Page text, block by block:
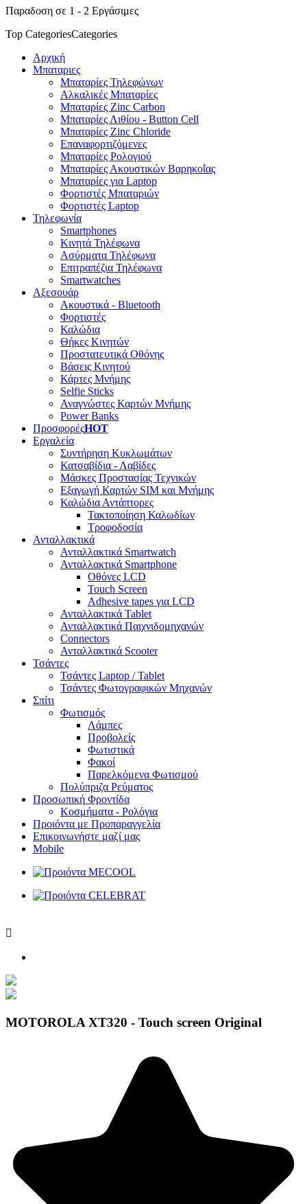
Παραδοση σε 1 - 2 Εργάσιμες
Top CategoriesCategories
Αρχική
Μπαταριες
Μπαταρίες Τηλεφώνων
Αλκαλικές Μπαταρίες
Μπαταρίες Zinc Carbon
Μπαταρίες Λιθίου - Button Cell
Μπαταρίες Zinc Chloride
Επαναφορτιζόμενες
Μπαταρίες Ρολογιού
Μπαταρίες Ακουστικών Βαρηκοΐας
Μπαταρίες για Laptop
Φορτιστές Μπαταριών
Φορτιστές Laptop
Τηλεφωνία
Smartphones
Κινητά Τηλέφωνα
Ασύρματα Τηλέφωνα
Επιτραπέζια Τηλέφωνα
Smartwatches
Αξεσουάρ
Ακουστικά - Bluetooth
Φορτιστές
Καλώδια
Θήκες Κινητών
Προστατευτικά Οθόνης
Βάσεις Κινητού
Κάρτες Μνήμης
Selfie Sticks
Αναγνώστες Καρτών Μνήμης
Power Banks
ΠροσφορέςHOT
Εργαλεία
Συντήρηση Κυκλωμάτων
Κατσαβίδια - Λαβίδες
Μάσκες Προστασίας Τεχνικών
Εξαγωγή Καρτών SIM και Μνήμης
Καλώδια Αντάπτορες
Τακτοποίηση Καλωδίων
Τροφοδοσία
Ανταλλακτικά
Ανταλλακτικά Smartwatch
Ανταλλακτικά Smartphone
Οθόνες LCD
Touch Screen
Adhesive tapes για LCD
Ανταλλακτικά Tablet
Ανταλλακτικά Παιχνιδομηχανών
Connectors
Ανταλλακτικά Scooter
Τσάντες
Τσάντες Laptop / Tablet
Τσάντες Φωτoγραφικών Μηχανών
Σπίτι
Φωτισμός
Λάμπες
Προβολείς
Φωτιστικά
Φακοί
Παρελκόμενα Φωτισμού
Πολύπριζα Ρεύματος
Προσωπική Φροντίδα
Κοσμήματα - Ρολόγια
Προιόντα με Προπαραγγελία
Επικοινωνήστε μαζί μας
Mobile

MOTOROLA XT320 - Touch screen Original